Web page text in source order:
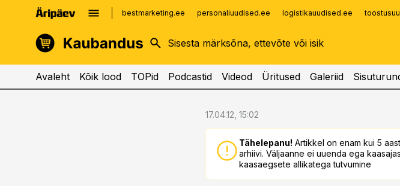
bestmarketing.ee personaliuudised.ee logistikauudised.ee
kinnisvarauudised.ee
logistikauudised.ee
imelineajalugu.ee
Infopank
Avaleht Kõik lood TOPid Podcastid Videod Üritused Galeriid
17.04.12, 15:02
Tähelepanu! Artikkel on enam kui 5
arhiivi. Väljaanne ei uuenda ega
kaasaegsete allikatega tutvumine